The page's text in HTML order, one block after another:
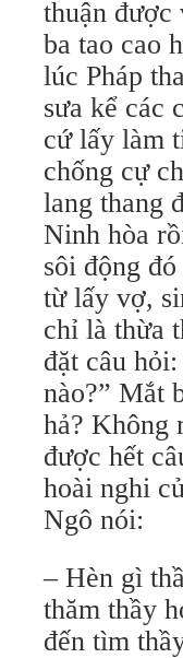
thuận được
ba tao cao
lúc Pháp
sưa kể các
cứ lấy làm
chống cự
lang thang
Ninh hòa
sôi động
từ lấy vợ,
chỉ là thừa
đặt câu
nào?” Mắt
hả? Không
được hết
hoài nghi
Ngô nói:
– Hèn gì
thăm thầy
đến tìm